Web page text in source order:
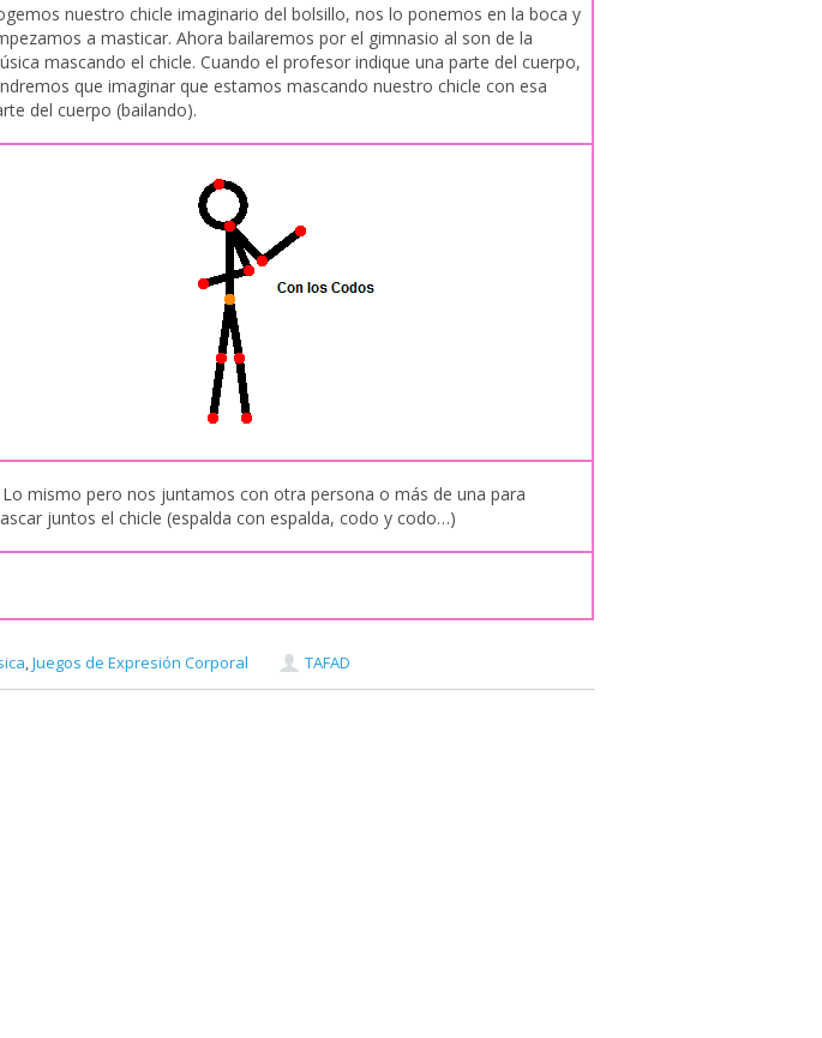
nuestro chicle imaginario del bolsillo, nos lo ponemos en la boca y
a masticar. Ahora bailaremos por el gimnasio al son de la
mascando el chicle. Cuando el profesor indique una parte del cuerpo,
que imaginar que estamos mascando nuestro chicle con esa
del cuerpo (bailando).
Lo mismo pero nos juntamos con otra persona o más de una para
juntos el chicle (espalda con espalda, codo y codo…)
,Juegos de Expresión Corporal TAFAD